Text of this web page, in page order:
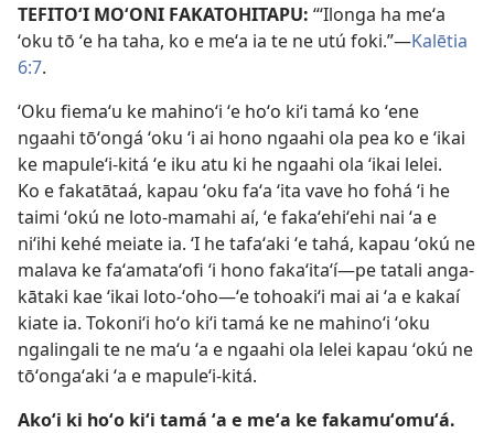
TEFITOʻI MOʻONI FAKATOHITAPU: “ʻIlonga ha meʻa
ʻoku tō ʻe ha taha, ko e meʻa ia te ne utú foki.”​—Kalētia
6:7.
ʻOku fiemaʻu ke mahinoʻi ʻe hoʻo kiʻi tamá ko ʻene
ngaahi tōʻongá ʻoku ʻi ai hono ngaahi ola pea ko e ʻikai
ke mapuleʻi-kitá ʻe iku atu ki he ngaahi ola ʻikai lelei.
Ko e fakatātaá, kapau ʻoku faʻa ʻita vave ho fohá ʻi he
taimi ʻokú ne loto-mamahi aí, ʻe fakaʻehiʻehi nai ʻa e
niʻihi kehé meiate ia. ʻI he tafaʻaki ʻe tahá, kapau ʻokú ne
malava ke faʻamataʻofi ʻi hono fakaʻitaʻí​—pe tatali anga-
kātaki kae ʻikai loto-ʻoho​—ʻe tohoakiʻi mai ai ʻa e kakaí
kiate ia. Tokoniʻi hoʻo kiʻi tamá ke ne mahinoʻi ʻoku
ngalingali te ne maʻu ʻa e ngaahi ola lelei kapau ʻokú ne
tōʻongaʻaki ʻa e mapuleʻi-kitá.
Akoʻi ki hoʻo kiʻi tamá ʻa e meʻa ke fakamuʻomuʻá.